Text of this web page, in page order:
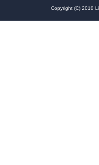
Copyright (C) 2010